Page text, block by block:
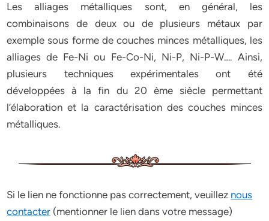
Les alliages métalliques sont, en général, les
combinaisons de deux ou de plusieurs métaux par
exemple sous forme de couches minces métalliques, les
alliages de Fe-Ni ou Fe-Co-Ni, Ni-P, Ni-P-W…. Ainsi,
plusieurs techniques expérimentales ont été
développées à la fin du 20 ème siècle permettant
l’élaboration et la caractérisation des couches minces
métalliques.
Si le lien ne fonctionne pas correctement, veuillez nous
contacter (mentionner le lien dans votre message)